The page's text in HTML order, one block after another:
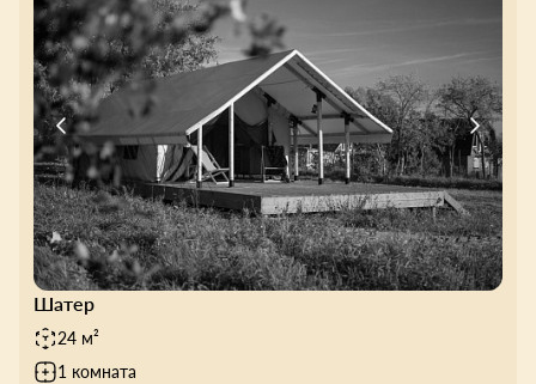
Шатер
24 м²
1 комната